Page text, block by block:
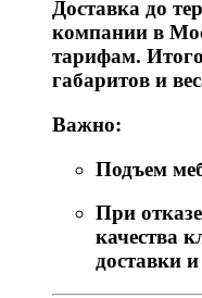
Доставка до
компании в
тарифам.
габаритов и
Важно:
Подъем
При
качества
доставки